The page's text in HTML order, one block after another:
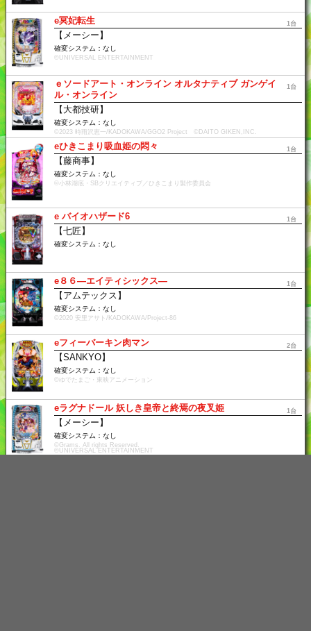
1台
e冥妃転生
【メーシー】
確変システム：なし
©UNIVERSAL ENTERTAINMENT
1台
ｅソードアート・オンライン オルタナティブ ガンゲイ
ル・オンライン
【大都技研】
確変システム：なし
©2023 時雨沢恵一/KADOKAWA/GGO2 Project ©DAITO GIKEN,INC.
1台
eひきこまり吸血姫の悶々
【藤商事】
確変システム：なし
©小林湖底・SBクリエイティブ／ひきこまり製作委員会
1台
e バイオハザード6
【七匠】
確変システム：なし
1台
e８６―エイティシックス―
【アムテックス】
確変システム：なし
©2020 安里アサト/KADOKAWA/Project-86
2台
eフィーバーキン肉マン
【SANKYO】
確変システム：なし
©ゆでたまご・東映アニメーション
1台
eラグナドール 妖しき皇帝と終焉の夜叉姫
【メーシー】
確変システム：なし
©Grams. All rights Reserved.
©UNIVERSAL ENTERTAINMENT